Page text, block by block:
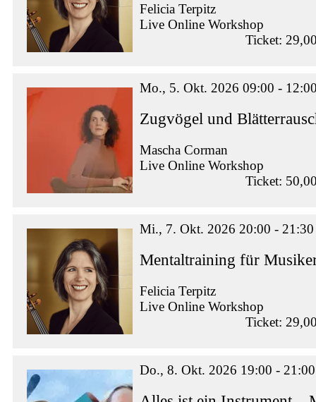
Felicia Terpitz
Live Online Workshop
Ticket:
Mo., 5. Okt. 2026 09:00 -
Zugvögel und
Mascha Corman
Live Online Workshop
Ticket:
Mi., 7. Okt. 2026 20:00 - 21:30
Mentaltraining für
Felicia Terpitz
Live Online Workshop
Ticket:
Do., 8. Okt. 2026 19:00 - 21:00